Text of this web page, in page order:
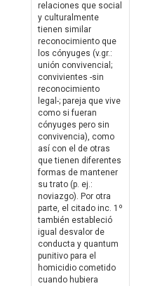
relaciones que social
y culturalmente
tienen similar
reconocimiento que
los cónyuges (v.gr.:
unión convivencial;
convivientes -sin
reconocimiento
legal-; pareja que vive
como si fueran
cónyuges pero sin
convivencia), como
así con el de otras
que tienen diferentes
formas de mantener
su trato (p. ej.:
noviazgo). Por otra
parte, el citado inc. 1º
también estableció
igual desvalor de
conducta y quantum
punitivo para el
homicidio cometido
cuando hubiera